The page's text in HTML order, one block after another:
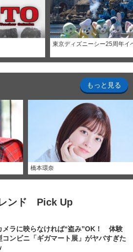
東京ディズニーシー25周年イ
もっと見る
橋本環奈
ンド Pick Up
メラに映らなければ“盗み”OK！ 体験
コンビニ「ギガマート展」がヤバすぎた